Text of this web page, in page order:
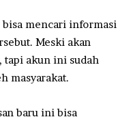
bisa mencari informasi
Meski akan
tapi akun ini sudah
masyarakat.
baru ini bisa